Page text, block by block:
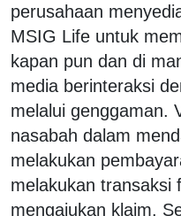
perusahaan
MSIG Life untuk
kapan pun dan di
media berinteraksi
melalui genggaman.
nasabah dalam
melakukan
melakukan transaksi
mengajukan klaim.